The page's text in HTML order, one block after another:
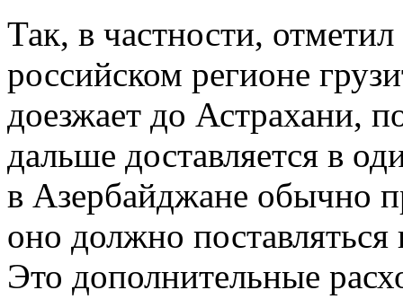
Так, в частности,
российском регионе
доезжает до Астрахани,
дальше доставляется в
в Азербайджане обычно
оно должно
Это дополнительные